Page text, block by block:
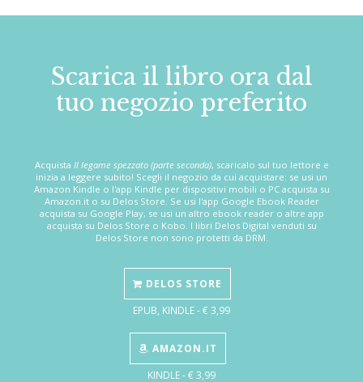
Scarica il libro ora dal
tuo negozio preferito
Acquista Il legame spezzato (parte seconda), scaricalo sul tuo lettore e
inizia a leggere subito! Scegli il negozio da cui acquistare: se usi un
Amazon Kindle o l'app Kindle per dispositivi mobili o PC acquista su
Amazon.it o su Delos Store. Se usi l'app Google Ebook Reader
acquista su Google Play, se usi un altro ebook reader o altre app
acquista su Delos Store o Kobo. I libri Delos Digital venduti su
Delos Store non sono protetti da DRM.
DELOS STORE
EPUB, KINDLE - € 3,99
AMAZON.IT
KINDLE - € 3,99